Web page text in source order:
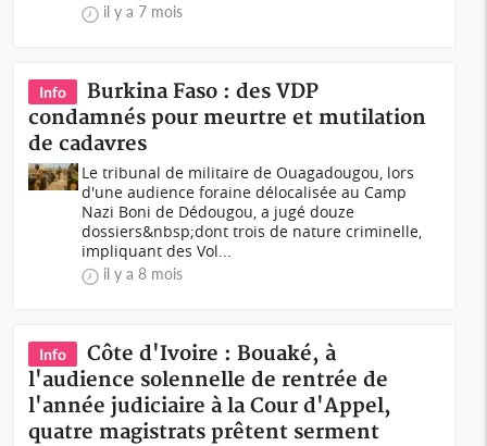
il y a 7 mois
Info
Burkina Faso : des VDP
condamnés pour meurtre et mutilation
de cadavres
Le tribunal de militaire de Ouagadougou, lors
d'une audience foraine délocalisée au Camp
Nazi Boni de Dédougou, a jugé douze
dossiers&nbsp;dont trois de nature criminelle,
impliquant des Vol...
il y a 8 mois
Info
Côte d'Ivoire : Bouaké, à
l'audience solennelle de rentrée de
l'année judiciaire à la Cour d'Appel,
quatre magistrats prêtent serment